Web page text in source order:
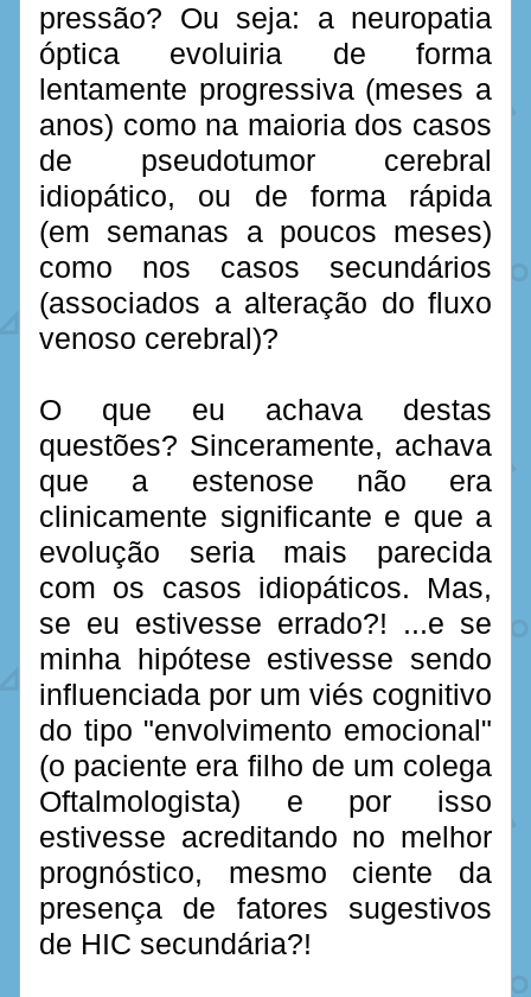
pressão? Ou seja: a neuropatia
óptica evoluiria de forma
lentamente progressiva (meses a
anos) como na maioria dos casos
de pseudotumor cerebral
idiopático, ou de forma rápida
(em semanas a poucos meses)
como nos casos secundários
(associados a alteração do fluxo
venoso cerebral)?
O que eu achava destas
questões? Sinceramente, achava
que a estenose não era
clinicamente significante e que a
evolução seria mais parecida
com os casos idiopáticos. Mas,
se eu estivesse errado?! ...e se
minha hipótese estivesse sendo
influenciada por um viés cognitivo
do tipo "envolvimento emocional"
(o paciente era filho de um colega
Oftalmologista) e por isso
estivesse acreditando no melhor
prognóstico, mesmo ciente da
presença de fatores sugestivos
de HIC secundária?!